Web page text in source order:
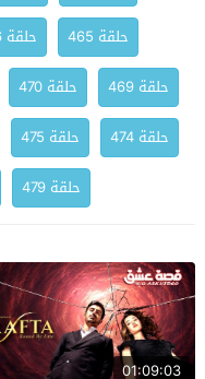
حلقة 465
حلقة 466
حلقة 469
حلقة 470
حلقة 474
حلقة 475
حلقة 479
01:09:03